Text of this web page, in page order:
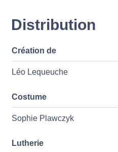
Distribution
Création de
Léo Lequeuche
Costume
Sophie Plawczyk
Lutherie